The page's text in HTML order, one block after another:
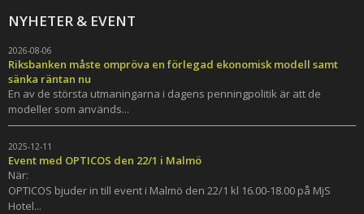
NYHETER & EVENT
2026-08-06
Riksbanken måste ompröva en förlegad ekonomisk modell samt
sänka räntan nu
En av de största utmaningarna i dagens penningpolitik är att de
modeller som används...
2025-12-11
Event med OPTICOS den 22/1 i Malmö
När:
OPTICOS bjuder in till event i Malmö den 22/1 kl 16.00-18.00 på MjS
Hotel...